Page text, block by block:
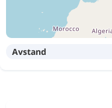
Avstand